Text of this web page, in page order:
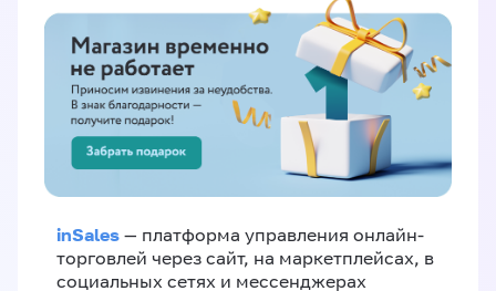
inSales — платформа управления онлайн-
торговлей через сайт, на маркетплейсах, в
социальных сетях и мессенджерах